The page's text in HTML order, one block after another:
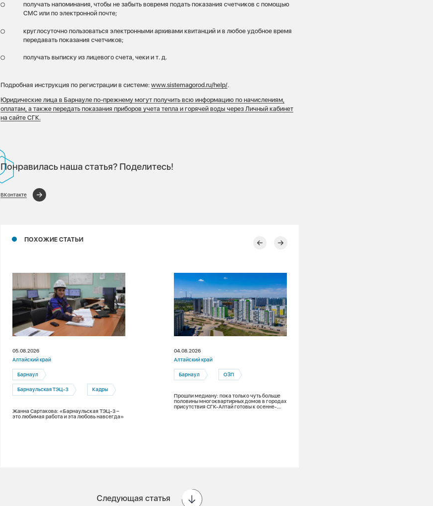
получать напоминания, чтобы не забыть вовремя подать показания счетчиков с помощью
СМС или по электронной почте;
круглосуточно пользоваться электронными архивами квитанций и в любое удобное время
передавать показания счетчиков;
получать выписку из лицевого счета, чеки и т. д.
Подробная инструкция по регистрации в системе:www.sistemagorod.ru/help/.
Юридические лица в Барнауле по-прежнему могут получить всю информацию по начислениям,
оплатам, а также передать показания приборов учета тепла и горячей воды через Личный кабинет
на сайте СГК.
Понравилась наша статья? Поделитесь!
ВКонтакте
ПОХОЖИЕ СТАТЬИ
05.08.2026
Алтайский край
Барнаул
Барнаульская ТЭЦ-3 Кадры
Жанна Сартакова: «Барнаульская ТЭЦ-3 –
это любимая работа и эта любовь навсегда»
04.08.2026
Алтайский край
Барнаул ОЗП
Прошли медиану: пока только чуть больше
половины многоквартирных домов в городах
присутствия СГК-Алтай готовы к осенне-
Следующая статья